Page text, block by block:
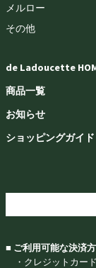
メルロー
その他
de Ladoucette
商品一覧
お知らせ
ショッピングガイド
■ ご利用可能な決済
・クレジットカー